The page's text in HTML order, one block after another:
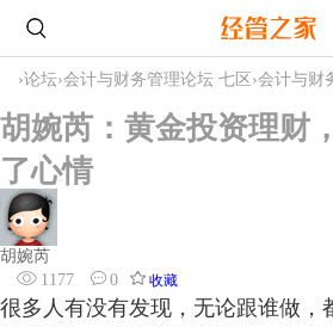
›论坛›会计与财务管理论坛 七区 ›会计与财
胡婉芮：黄金投资理财
了心情
胡婉芮
1177
0 收藏
很多人有没有发现，无论跟谁做，